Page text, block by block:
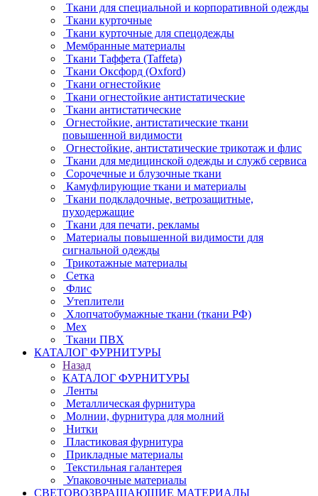
Ткани для специальной и корпоративной одежды
Ткани курточные
Ткани курточные для спецодежды
Мембранные материалы
Ткани Таффета (Taffeta)
Ткани Оксфорд (Oxford)
Ткани огнестойкие
Ткани огнестойкие антистатические
Ткани антистатические
Огнестойкие, антистатические ткани
повышенной видимости
Огнестойкие, антистатические трикотаж и флис
Ткани для медицинской одежды и служб сервиса
Сорочечные и блузочные ткани
Камуфлирующие ткани и материалы
Ткани подкладочные, ветрозащитные,
пуходержащие
Ткани для печати, рекламы
Материалы повышенной видимости для
сигнальной одежды
Трикотажные материалы
Сетка
Флис
Утеплители
Хлопчатобумажные ткани (ткани РФ)
Мех
Ткани ПВХ
КАТАЛОГ ФУРНИТУРЫ
Назад
КАТАЛОГ ФУРНИТУРЫ
Ленты
Металлическая фурнитура
Молнии, фурнитура для молний
Нитки
Пластиковая фурнитура
Прикладные материалы
Текстильная галантерея
Упаковочные материалы
СВЕТОВОЗВРАЩАЮЩИЕ МАТЕРИАЛЫ